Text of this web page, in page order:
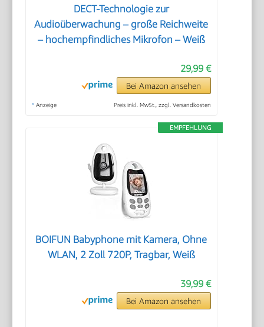
DECT-Technologie zur
Audioüberwachung – große Reichweite
– hochempfindliches Mikrofon – Weiß
29,99 €
Bei Amazon ansehen
* Anzeige Preis inkl. MwSt., zzgl. Versandkosten
EMPFEHLUNG
BOIFUN Babyphone mit Kamera, Ohne
WLAN, 2 Zoll 720P, Tragbar, Weiß
39,99 €
Bei Amazon ansehen